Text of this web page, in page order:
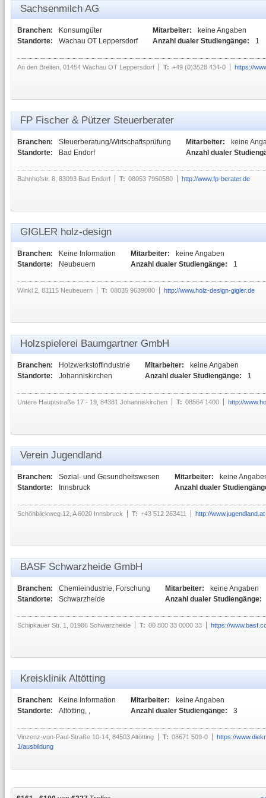
Sachsenmilch AG
Branchen:
Konsumgüter
Standorte:
Wachau OT Leppersdorf
Mitarbeiter:
keine Angaben
Anzahl dualer Studiengänge:
1
An den Breiten, 01454 Wachau OT Leppersdorf T: +49 (0)3528 434-0 https://
FP Fischer & Pützer Steuerberater
Branchen:
Steuerberatung/Wirtschaftsprüfung
Standorte:
Bad Endorf
Mitarbeiter:
keine
Anzahl dualer
Bahnhofstr. 8, 83093 Bad Endorf T: 08053 7950580 http://www.fp-berater.de
GIGLER holz-design
Branchen:
Keine Information
Standorte:
Neubeuern
Mitarbeiter:
keine Angaben
Anzahl dualer Studiengänge:
1
Winkl 2, 83115 Neubeuern T: 08035 9639080 http://www.holz-design-gigler.de
Holzspielerei Baumgartner GmbH
Branchen:
Holzwerkstoffindustrie
Standorte:
Johanniskirchen
Mitarbeiter:
keine Angaben
Anzahl dualer Studiengänge:
1
Untere Hauptstraße 17 - 19, 84381 Johanniskirchen T: 08564 1400 http://
Verein Jugendland
Branchen:
Sozial- und Gesundheitswesen
Standorte:
Innsbruck
Mitarbeiter:
keine
Anzahl dualer
Schönblickweg 12, A 6020 Innsbruck T: +43 512 263411 http://www.jugendland.at
BASF Schwarzheide GmbH
Branchen:
Chemieindustrie, Forschung
Standorte:
Schwarzheide
Mitarbeiter:
keine Angaben
Anzahl dualer Studiengänge:
Schipkauer Str. 1, 01986 Schwarzheide T: 00 800 33 0000 33 https://
Kreisklinik Altötting
Branchen:
Keine Information
Standorte:
Altötting, ,
Mitarbeiter:
keine Angaben
Anzahl dualer Studiengänge:
3
Vinzenz-von-Paul-Straße 10-14, 84503 Altötting T: 08671 509-0
https://
1/ausbildung